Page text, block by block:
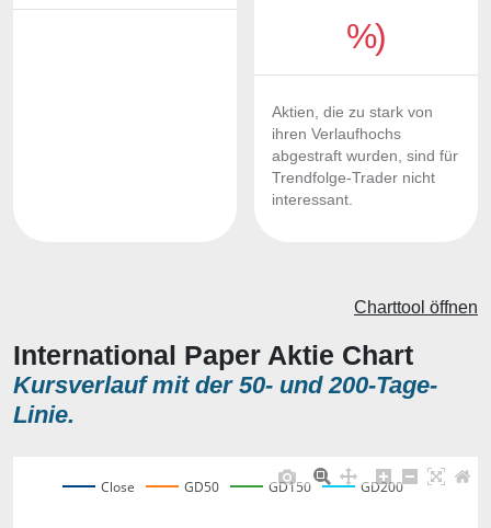
%)
Aktien, die zu stark von
ihren Verlaufhochs
abgestraft wurden, sind für
Trendfolge-Trader nicht
interessant.
International Paper Aktie Chart
Kursverlauf mit der 50- und 200-Tage-
Linie.
Charttool öffnen
Close GD50 GD150 GD200